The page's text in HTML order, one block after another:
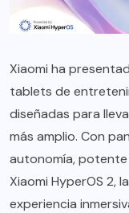
Xiaomi ha
tablets de
diseñadas para
más amplio. Con
autonomía,
Xiaomi HyperOS 2,
experiencia